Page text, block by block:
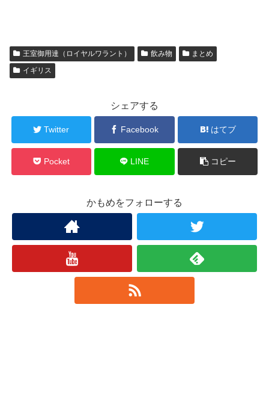
王室御用達（ロイヤルワラント） 飲み物
まとめ
イギリス
シェアする
Twitter Facebook はてブ
Pocket LINE コピー
かもめをフォローする